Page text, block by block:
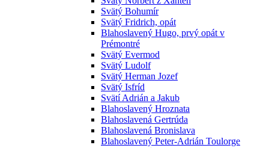
Svätý Bohumír
Svätý Fridrich, opát
Blahoslavený Hugo, prvý opát v
Prémontré
Svätý Evermod
Svätý Ludolf
Svätý Herman Jozef
Svätý Isfríd
Svätí Adrián a Jakub
Blahoslavený Hroznata
Blahoslavená Gertrúda
Blahoslavená Bronislava
Blahoslavený Peter-Adrián Toulorge